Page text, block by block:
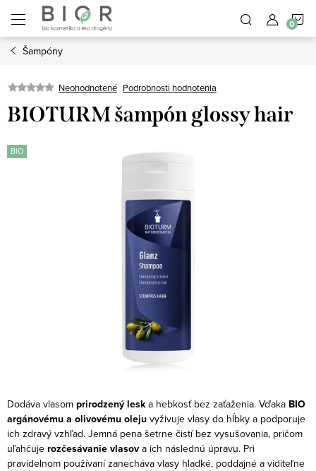
obsah
Šampóny
Neohodnotené Podrobnosti hodnotenia
BIOTURM šampón glossy hair
BIO
Dodáva vlasom prirodzený leska hebkosť bez zaťaženia. Vďaka BIO
argánovému a olivovému oleju vyživuje vlasy do hĺbky a podporuje
ich zdravý vzhľad. Jemná pena šetrne čistí bez vysušovania, pričom
uľahčuje rozčesávanie vlasov a ich následnú úpravu. Pri
pravidelnom používaní zanecháva vlasy hladké, poddajné a viditeľne